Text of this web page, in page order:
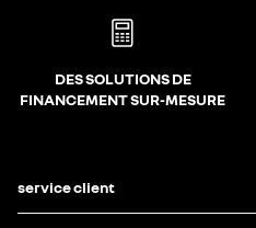
DES SOLUTIONS DE
FINANCEMENT SUR-MESURE
service client